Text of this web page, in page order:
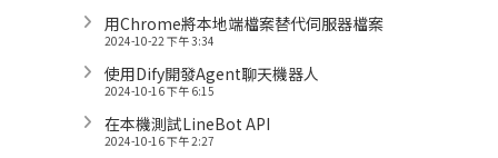
用Chrome將本地端檔案替代伺服器檔案
2024-10-22 下午 3:34
使用Dify開發Agent聊天機器人
2024-10-16 下午 6:15
在本機測試LineBot API
2024-10-16 下午 2:27